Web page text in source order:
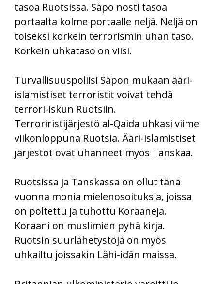
tasoa Ruotsissa. Säpo nosti tasoa
portaalta kolme portaalle neljä. Neljä on
toiseksi korkein terrorismin uhan taso.
Korkein uhkataso on viisi.
Turvallisuuspoliisi Säpon mukaan ääri-
islamistiset terroristit voivat tehdä
terrori-iskun Ruotsiin.
Terroriristijärjestö al-Qaida uhkasi viime
viikonloppuna Ruotsia. Ääri-islamistiset
järjestöt ovat uhanneet myös Tanskaa.
Ruotsissa ja Tanskassa on ollut tänä
vuonna monia mielenosoituksia, joissa
on poltettu ja tuhottu Koraaneja.
Koraani on muslimien pyhä kirja.
Ruotsin suurlähetystöjä on myös
uhkailtu joissakin Lähi-idän maissa.